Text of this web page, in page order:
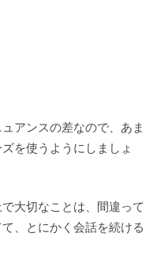
アンスの差なので、あま
を使うようにしましょ
大切なことは、間違って
、とにかく会話を続ける